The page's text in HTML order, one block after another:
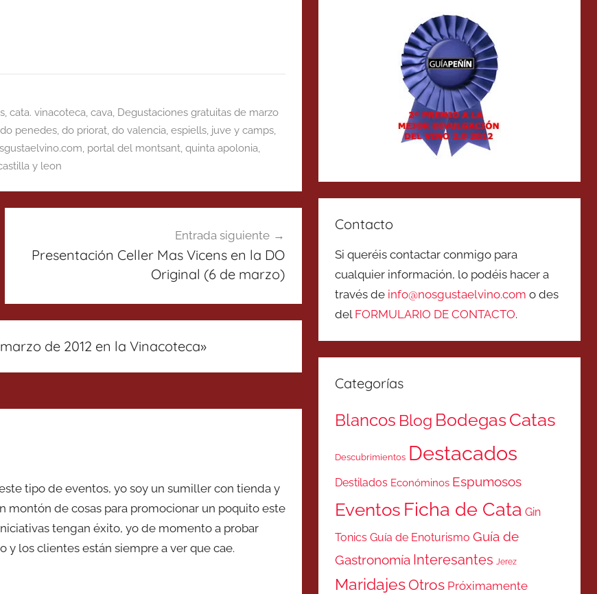
, cata. vinacoteca, cava, Degustaciones gratuitas de marzo
do penedes, do priorat, do valencia, espiells, juve y camps,
, portal del montsant, quinta apolonia,
y leon
Entrada siguiente
Presentación Celler Mas Vicens en la DO
Original (6 de marzo)
de 2012 en la Vinacoteca»
tipo de eventos, yo soy un sumiller con tienda y
de cosas para promocionar un poquito este
tengan éxito, yo de momento a probar
y los clientes están siempre a ver que cae.
Contacto
Si queréis contactar conmigo para
cualquier información, lo podéis hacer a
través de info@nosgustaelvino.com o des
del FORMULARIO DE CONTACTO.
Categorías
Blancos Blog BodegasCatas
Descubrimientos Destacados
Destilados Económinos Espumosos
Eventos Ficha de Cata Gin
Tonics Guía de Enoturismo Guía de
Gastronomía Interesantes Jerez
MaridajesOtros Próximamente